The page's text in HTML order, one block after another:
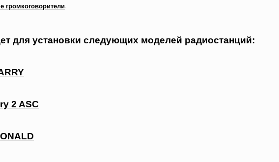
громкоговорители
для установки следующих моделей радиостанций:
2 ASC